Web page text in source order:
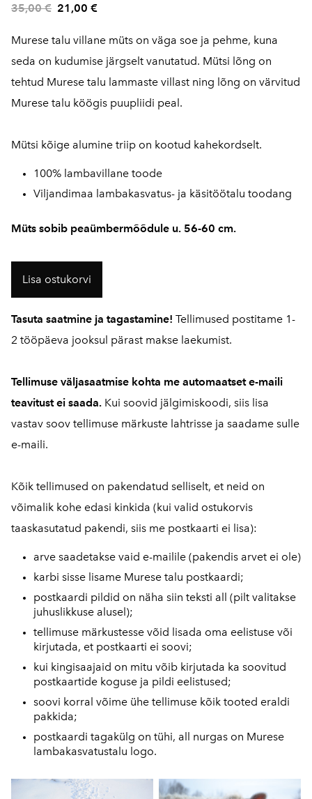
35,00 € 21,00 €
Murese talu villane müts on väga soe ja pehme, kuna
seda on kudumise järgselt vanutatud. Mütsi lõng on
tehtud Murese talu lammaste villast ning lõng on värvitud
Murese talu köögis puupliidi peal.
Mütsi kõige alumine triip on kootud kahekordselt.
100% lambavillane toode
Viljandimaa lambakasvatus- ja käsitöötalu toodang
Müts sobib peaümbermõõdule u. 56-60 cm.
Lisa ostukorvi
Tasuta saatmine ja tagastamine! Tellimused postitame 1-
2 tööpäeva jooksul pärast makse laekumist.
Tellimuse väljasaatmise kohta me automaatset e-maili
teavitust ei saada. Kui soovid jälgimiskoodi, siis lisa
vastav soov tellimuse märkuste lahtrisse ja saadame sulle
e-maili.
Kõik tellimused on pakendatud selliselt, et neid on
võimalik kohe edasi kinkida (kui valid ostukorvis
taaskasutatud pakendi, siis me postkaarti ei lisa):
arve saadetakse vaid e-mailile (pakendis arvet ei ole)
karbi sisse lisame Murese talu postkaardi;
postkaardi pildid on näha siin teksti all (pilt valitakse
juhuslikkuse alusel);
tellimuse märkustesse võid lisada oma eelistuse või
kirjutada, et postkaarti ei soovi;
kui kingisaajaid on mitu võib kirjutada ka soovitud
postkaartide koguse ja pildi eelistused;
soovi korral võime ühe tellimuse kõik tooted eraldi
pakkida;
postkaardi tagakülg on tühi, all nurgas on Murese
lambakasvatustalu logo.